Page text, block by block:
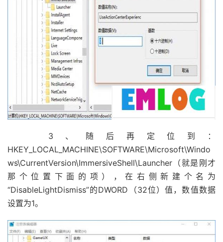
3、随后再定位到：
HKEY_LOCAL_MACHINE\SOFTWARE\Microsoft\Windo
ws\CurrentVersion\ImmersiveShell\Launcher（就是刚才
那个位置下面的项），在右侧新建个名为
“DisableLightDismiss”的DWORD（32位）值，数值数据
设置为1。